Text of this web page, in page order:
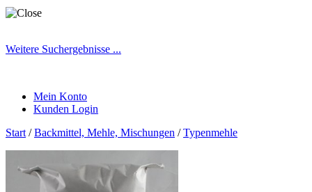
Weitere Suchergebnisse ...
Mein Konto
Kunden Login
Start /Backmittel, Mehle, Mischungen /Typenmehle